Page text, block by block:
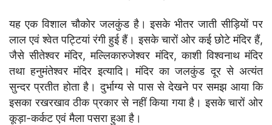
यह एक विशाल चौकोर जलकुंड है। इसके भीतर जाती सीड़ियों पर
लाल एवं श्वेत पट्टियां रंगी हुई हैं। इसके चारों ओर कई छोटे मंदिर हैं,
जैसे सीतेश्वर मंदिर, मल्लिकारुजेश्वर मंदिर, काशी विश्वनाथ मंदिर
तथा हनुमंतेश्वर मंदिर इत्यादि। मंदिर का जलकुंड दूर से अत्यंत
सुन्दर प्रतीत होता है। दुर्भाग्य से पास से देखने पर समझ आया कि
इसका रखरखाव ठीक प्रकार से नहीं किया गया है। इसके चारों ओर
कूड़ा-कर्कट एवं मैला पसरा हुआ है।